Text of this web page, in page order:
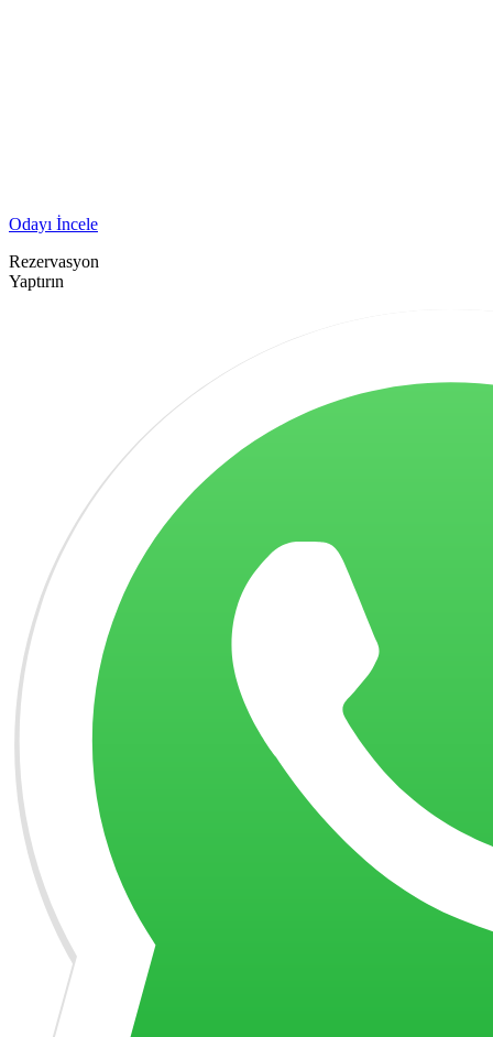
Odayı İncele
Rezervasyon
Yaptırın